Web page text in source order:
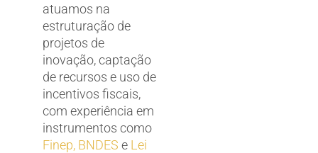
atuamos na
estruturação de
projetos de
inovação, captação
de recursos e uso de
incentivos fiscais,
com experiência em
instrumentos como
Finep, BNDES e Lei